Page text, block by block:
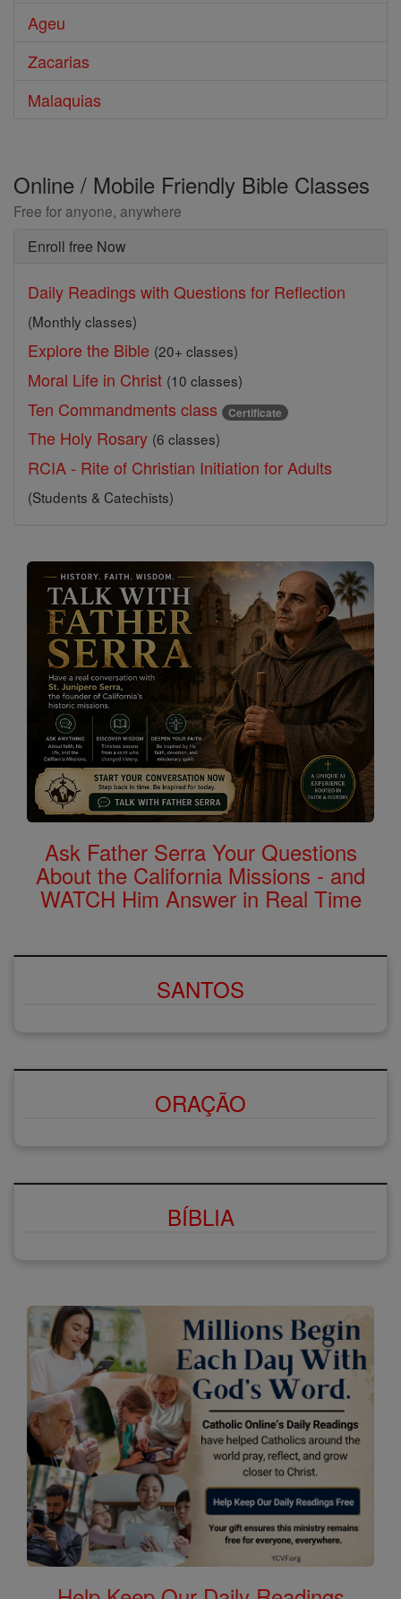
Ageu
Zacarias
Malaquias
Online / Mobile Friendly Bible Classes
Free for anyone, anywhere
Enroll free Now
Daily Readings with Questions for Reflection
(Monthly classes)
Explore the Bible (20+ classes)
Moral Life in Christ (10 classes)
Ten Commandments class Certificate
The Holy Rosary (6 classes)
RCIA - Rite of Christian Initiation for Adults
(Students & Catechists)
Ask Father Serra Your Questions
About the California Missions - and
WATCH Him Answer in Real Time
SANTOS
ORAÇÃO
BÍBLIA